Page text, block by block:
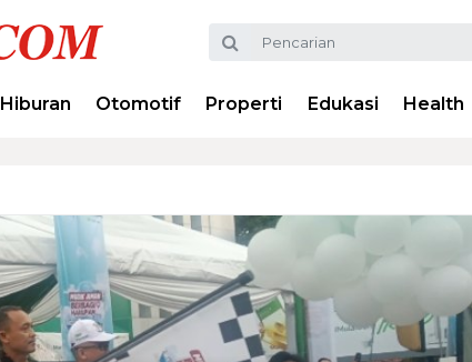
Hiburan Otomotif Properti Edukasi Health